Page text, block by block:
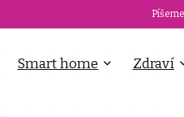
Smart home Zdraví